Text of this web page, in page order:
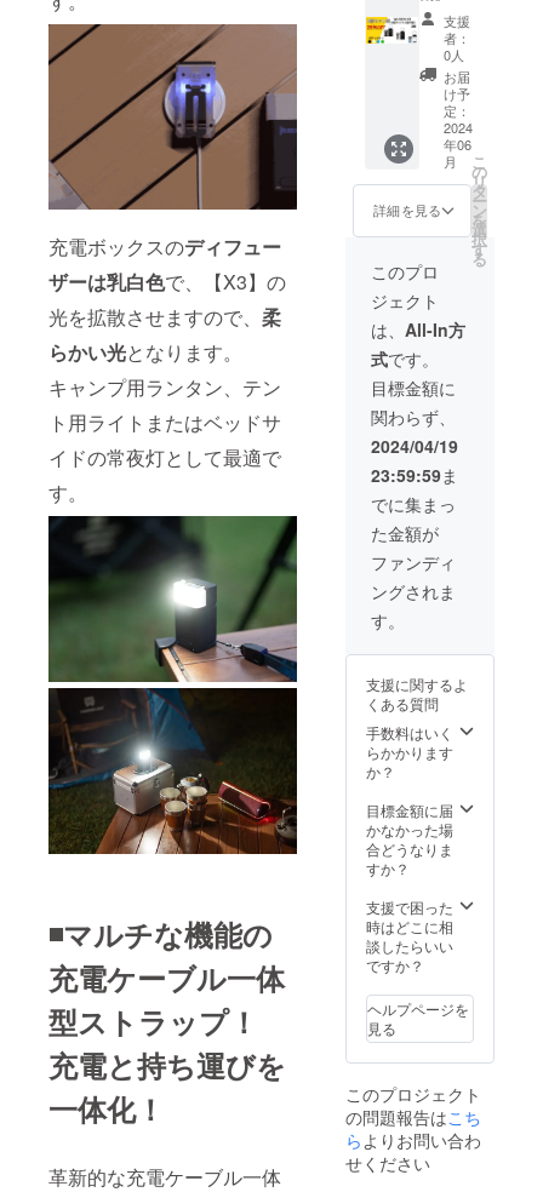
充電ボックスのディフュー
ザーは乳白色で、【X3】の
光を拡散させますので、 柔
らかい光となります。
キャンプ用ランタン、テン
ト用ライトまたはベッドサ
イドの常夜灯として最適で
す。
◾️マルチな機能の
充電ケーブル一体
型ストラップ！
充電と持ち運びを
一体化！
革新的な充電ケーブル一体
スの組
合せは
変更で
きませ
ん）
込み
・割引
率は一
般販売
予定価
格に送
料を含
む合計
金額に
対する
もので
ディカ
ラーは4
色から
選択
（ボ
ディと
充電
ボック
スの組
合せは
変更で
きませ
ん）
WUBE
N X3 充
電ボッ
クス付
ミニ
LED懐
中電灯
×3点
・一般
販売予
定価格
￥59,40
0の
28％OF
Fで、
￥42,77
0
消費税
込み、
配送料
込み
・割引
率は一
般販売
予定価
格に送
料を含
む合計
金額に
対する
もので
ディカ
色から
選択
（ボ
ディと
充電
スの組
合せは
変更で
きませ
支援
者：
0人
お届
け予
定：
2024
年06
月
詳細を見る
こ
の
リ
タ
ー
ン
を
選
択
す
る
このプロ
ジェクト
は、 All-In方
式です。
目標金額に
関わらず、
2024/04/19
23:59:59ま
でに集まっ
た金額が
ファンディ
ングされま
す。
支援に関するよ
くある質問
手数料はいく
らかかります
か？
目標金額に届
かなかった場
合どうなりま
すか？
支援で困った
時はどこに相
談したらいい
ですか？
ヘルプページを
見る
このプロジェクト
の問題報告はこち
ら よりお問い合わ
せください